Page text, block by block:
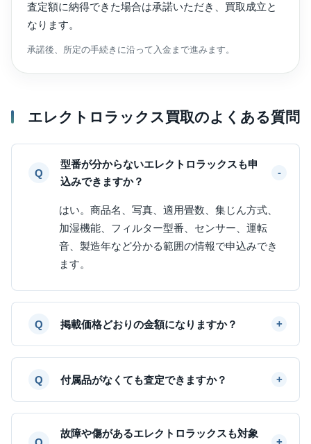
査定額に納得できた場合は承諾いただき、買取成立と
なります。
承諾後、所定の手続きに沿って入金まで進みます。
エレクトロラックス買取のよくある質問
型番が分からないエレクトロラックスも申
込みできますか？
はい。商品名、写真、適用畳数、集じん方式、
加湿機能、フィルター型番、センサー、運転
音、製造年など分かる範囲の情報で申込みでき
ます。
掲載価格どおりの金額になりますか？
付属品がなくても査定できますか？
故障や傷があるエレクトロラックスも対象